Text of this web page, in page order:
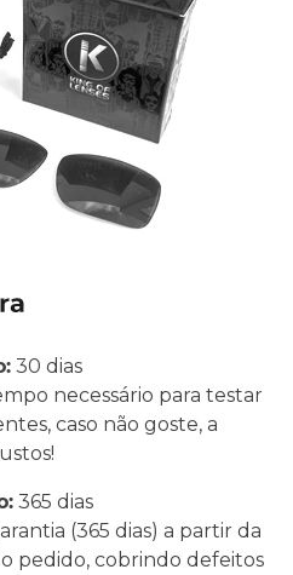
30 dias
necessário para testar
caso não goste, a
365 dias
(365 dias) a partir da
pedido, cobrindo defeitos